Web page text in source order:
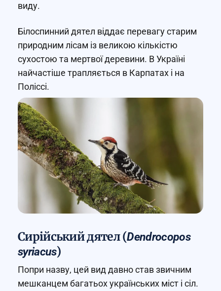
виду.
Білоспинний дятел віддає перевагу старим
природним лісам із великою кількістю
сухостою та мертвої деревини. В Україні
найчастіше трапляється в Карпатах і на
Поліссі.
Сирійський дятел (Dendrocopos
syriacus)
Попри назву, цей вид давно став звичним
мешканцем багатьох українських міст і сіл.